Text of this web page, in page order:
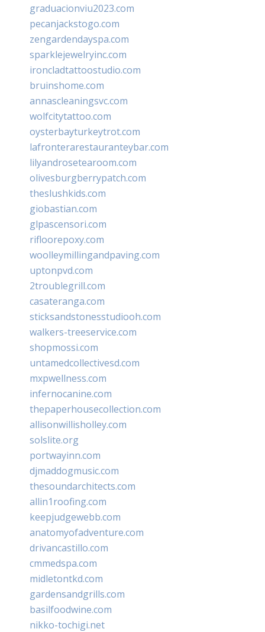
graduacionviu2023.com
pecanjackstogo.com
zengardendayspa.com
sparklejewelryinc.com
ironcladtattoostudio.com
bruinshome.com
annascleaningsvc.com
wolfcitytattoo.com
oysterbayturkeytrot.com
lafronterarestauranteybar.com
lilyandrosetearoom.com
olivesburgberrypatch.com
theslushkids.com
giobastian.com
glpascensori.com
rifloorepoxy.com
woolleymillingandpaving.com
uptonpvd.com
2troublegrill.com
casateranga.com
sticksandstonesstudiooh.com
walkers-treeservice.com
shopmossi.com
untamedcollectivesd.com
mxpwellness.com
infernocanine.com
thepaperhousecollection.com
allisonwillisholley.com
solslite.org
portwayinn.com
djmaddogmusic.com
thesoundarchitects.com
allin1roofing.com
keepjudgewebb.com
anatomyofadventure.com
drivancastillo.com
cmmedspa.com
midletontkd.com
gardensandgrills.com
basilfoodwine.com
nikko-tochigi.net